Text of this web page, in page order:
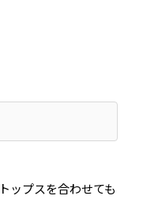
ップスを合わせても